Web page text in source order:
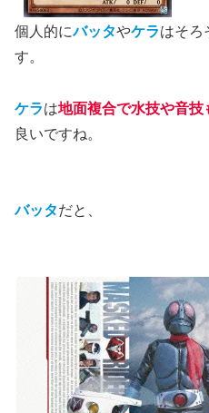
個人的にバッタやケラはそろ
す。
ケラは地面複合で水技や音
良いですね。
バッタだと、